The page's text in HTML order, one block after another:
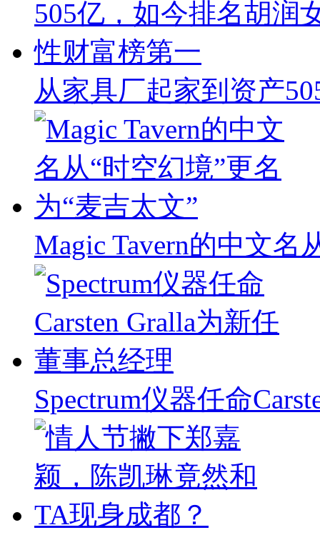
从家具厂起家到资产
Magic Tavern的中文名
Spectrum仪器任命